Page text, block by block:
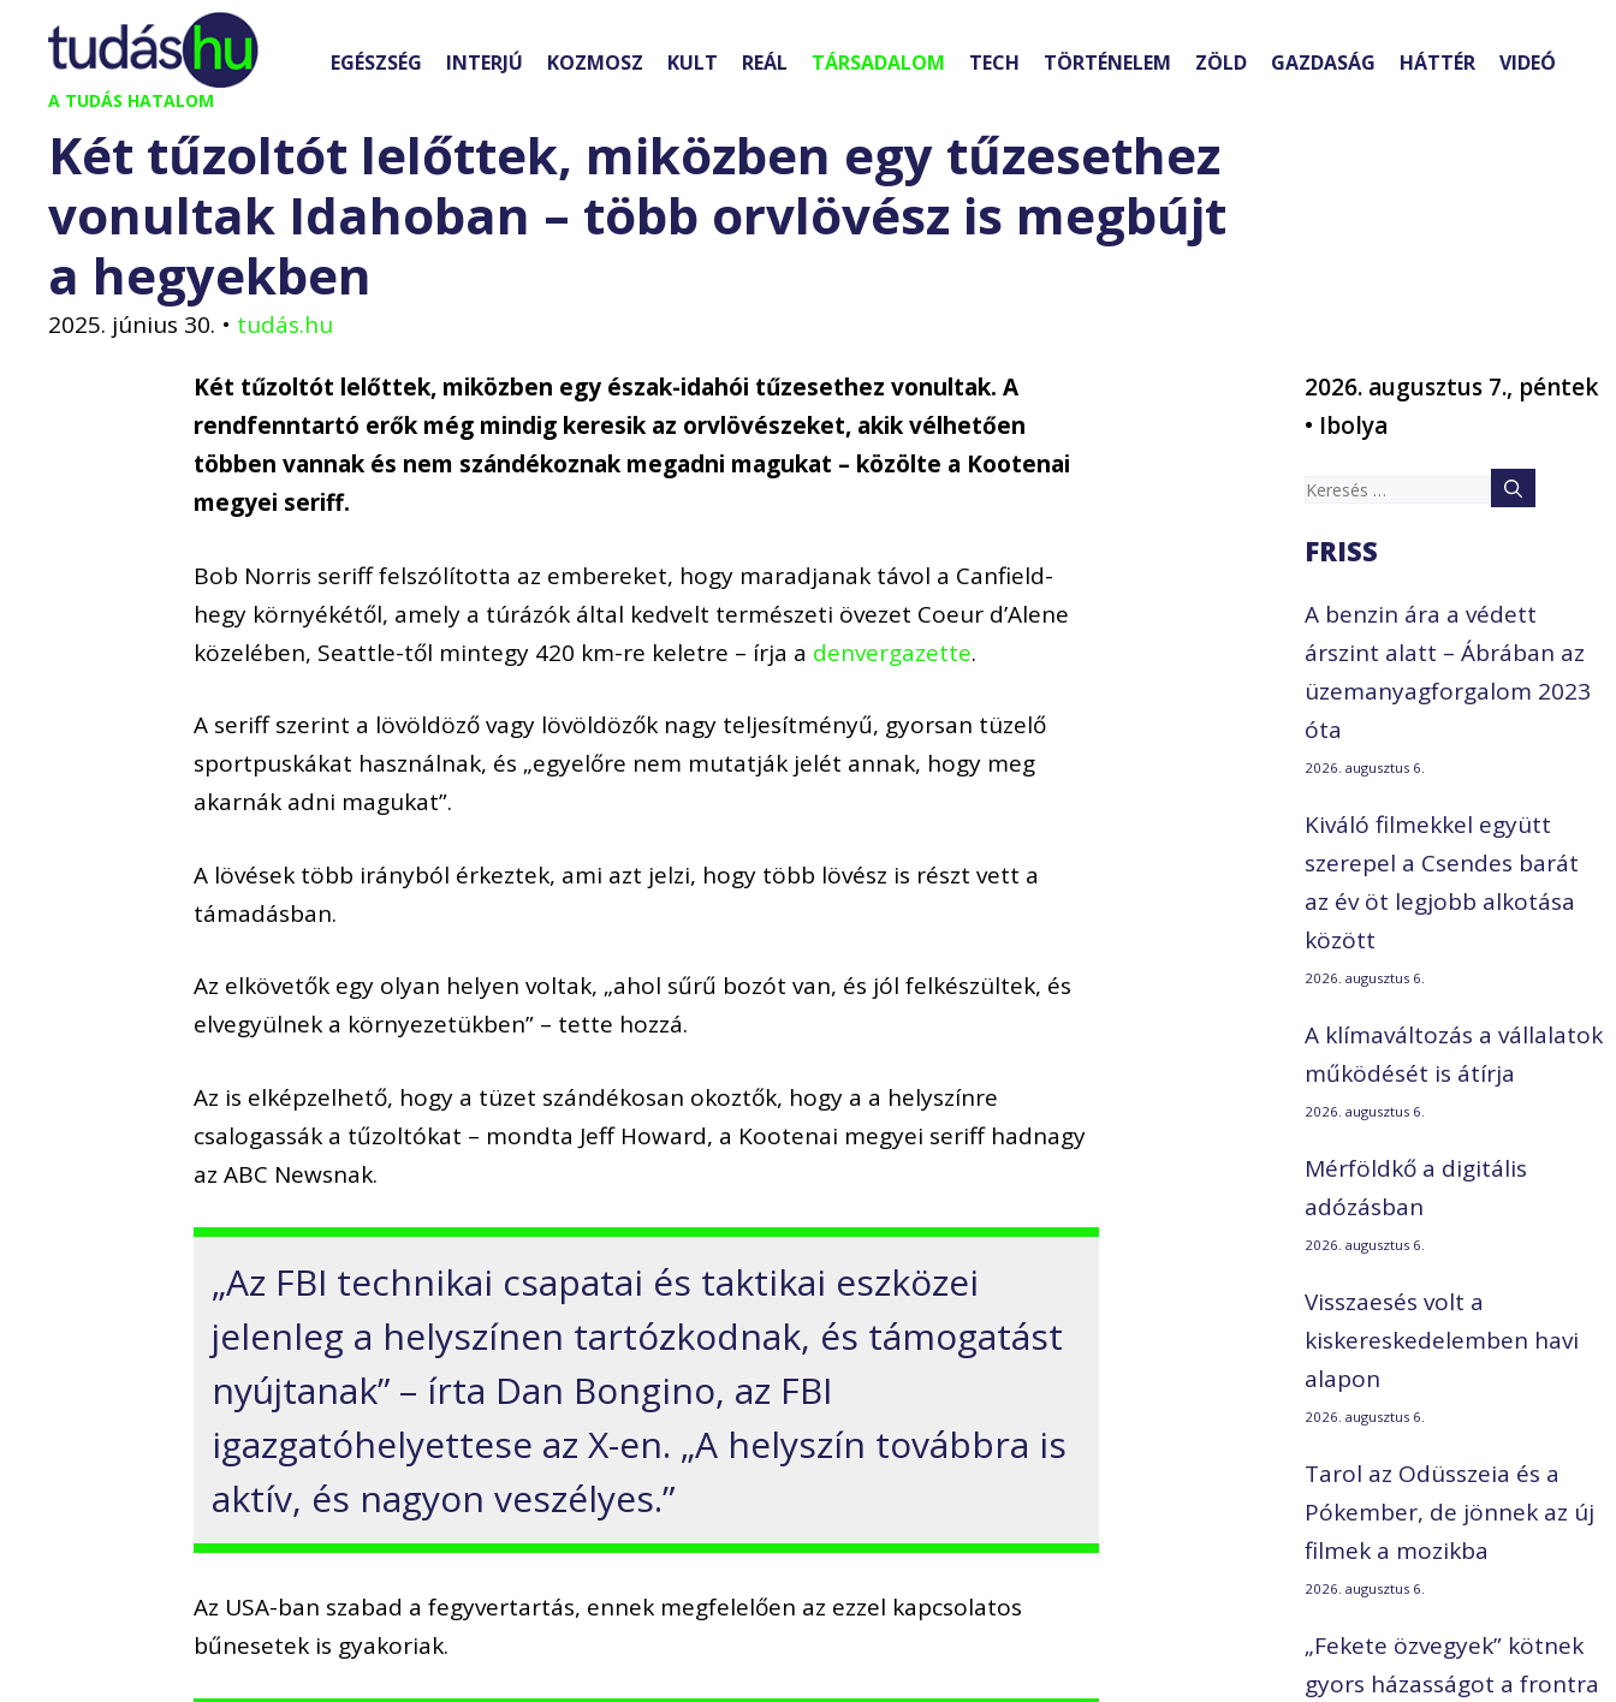
Kilépés
tartalomba
A TUDÁS HATALOM
EGÉSZSÉG INTERJÚ KOZMOSZ KULT REÁL TÁRSADALOM TECH TÖRTÉNELEM ZÖLD GAZDASÁG HÁTTÉR VIDEÓ
Két tűzoltót lelőttek, miközben egy tűzesethez
vonultak Idahoban – több orvlövész is megbújt
a hegyekben
2025. június 30. • tudás.hu
Két tűzoltót lelőttek, miközben egy észak-idahói tűzesethez vonultak. A
rendfenntartó erők még mindig keresik az orvlövészeket, akik vélhetően
többen vannak és nem szándékoznak megadni magukat – közölte a Kootenai
megyei seriff.
Bob Norris seriff felszólította az embereket, hogy maradjanak távol a Canfield-
hegy környékétől, amely a túrázók által kedvelt természeti övezet Coeur d’Alene
közelében, Seattle-től mintegy 420 km-re keletre – írja a denvergazette.
A seriff szerint a lövöldöző vagy lövöldözők nagy teljesítményű, gyorsan tüzelő
sportpuskákat használnak, és „egyelőre nem mutatják jelét annak, hogy meg
akarnák adni magukat”.
A lövések több irányból érkeztek, ami azt jelzi, hogy több lövész is részt vett a
támadásban.
Az elkövetők egy olyan helyen voltak, „ahol sűrű bozót van, és jól felkészültek, és
elvegyülnek a környezetükben” – tette hozzá.
Az is elképzelhető, hogy a tüzet szándékosan okoztők, hogy a a helyszínre
csalogassák a tűzoltókat – mondta Jeff Howard, a Kootenai megyei seriff hadnagy
az ABC Newsnak.
„Az FBI technikai csapatai és taktikai eszközei
jelenleg a helyszínen tartózkodnak, és támogatást
nyújtanak” – írta Dan Bongino, az FBI
igazgatóhelyettese az X-en. „A helyszín továbbra is
aktív, és nagyon veszélyes.”
Az USA-ban szabad a fegyvertartás, ennek megfelelően az ezzel kapcsolatos
bűnesetek is gyakoriak.
2026. augusztus 7., péntek
• Ibolya
Keresés:
FRISS
A benzin ára a védett
árszint alatt – Ábrában az
üzemanyagforgalom 2023
óta
2026. augusztus 6.
Kiváló filmekkel együtt
szerepel a Csendes barát
az év öt legjobb alkotása
között
2026. augusztus 6.
A klímaváltozás a vállalatok
működését is átírja
2026. augusztus 6.
Mérföldkő a digitális
adózásban
2026. augusztus 6.
Visszaesés volt a
kiskereskedelemben havi
alapon
2026. augusztus 6.
Tarol az Odüsszeia és a
Pókember, de jönnek az új
filmek a mozikba
2026. augusztus 6.
„Fekete özvegyek” kötnek
gyors házasságot a frontra